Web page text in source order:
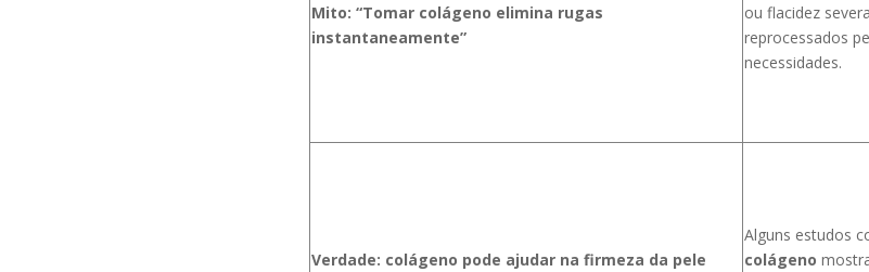
Mito: “Tomar colágeno elimina rugas
instantaneamente”
ou flacidez
reprocessados
necessidades.
Verdade: colágeno pode ajudar na firmeza da pele
Alguns estudos
colágeno